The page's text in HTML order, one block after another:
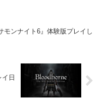
モンナイト6』体験版プレイし
日